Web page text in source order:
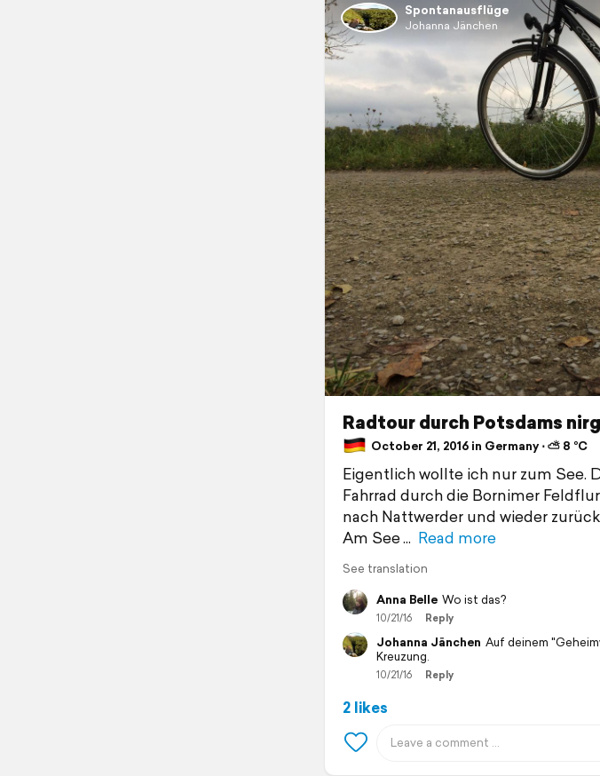
Spontanausflüge
Johanna Jänchen
Radtour durch Potsdams
October 21, 2016 in Germany ⋅ ⛅ 8 °C
Eigentlich wollte ich nur zum See.
Fahrrad durch die Bornimer
nach Nattwerder und wieder
Am See
Read more
See translation
Anna Belle Wo ist das?
10/21/16 Reply
Johanna Jänchen Auf deinem
Kreuzung.
10/21/16 Reply
2 likes